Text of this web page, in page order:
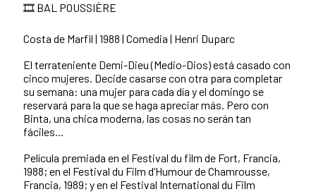
🎞️ BAL POUSSIÈRE
Costa de Marfil | 1988 | Comedia | Henri Duparc
El terrateniente Demi-Dieu (Medio-Dios) está casado con
cinco mujeres. Decide casarse con otra para completar
su semana: una mujer para cada día y el domingo se
reservará para la que se haga apreciar más. Pero con
Binta, una chica moderna, las cosas no serán tan
fáciles...
Película premiada en el Festival du film de Fort, Francia,
1988; en el Festival du Film d’Humour de Chamrousse,
Francia, 1989; y en el Festival International du Film